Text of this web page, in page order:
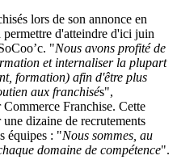
lors de son annonce en
d'atteindre d'ici juin
"Nous avons profité de
et internaliser la plupart
formation) afin d'être plus
aux franchisés",
Franchise. Cette
dizaine de recrutements
équipes : "Nous sommes, au
domaine de compétence".